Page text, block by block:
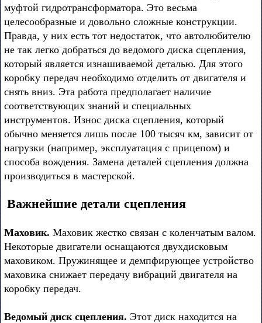
муфтой гидротрансформатора. Это весьма
целесообразные и довольно сложные конструкции.
Правда, у них есть тот недостаток, что автолюбителю
не так легко добраться до ведомого диска сцепления,
который является изнашиваемой деталью. Для этого
коробку передач необходимо отделить от двигателя и
снять вниз. Эта работа предполагает наличие
соответствующих знаний и специальных
инструментов. Износ диска сцепления, который
обычно меняется лишь после 100 тысяч км, зависит от
нагрузки (например, эксплуатация с прицепом) и
способа вождения. Замена деталей сцепления должна
производиться в мастерской.
Важнейшие детали сцепления
Маховик. Маховик жестко связан с коленчатым валом.
Некоторые двигатели оснащаются двухдисковым
маховиком. Пружинящее и демпфирующее устройство
маховика снижает передачу вибраций двигателя на
коробку передач.
Ведомый диск сцепления. Этот диск находится на